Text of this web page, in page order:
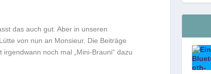
das auch gut. Aber in unseren
von nun an Monsieur. Die Beiträge
noch mal „Mini-Brauni“ dazu